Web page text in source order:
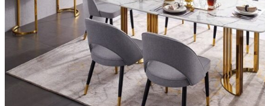
Stone design